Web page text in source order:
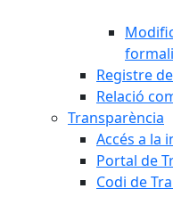
Registre
Relació
Transparència
Accés a la
Portal de
Codi de